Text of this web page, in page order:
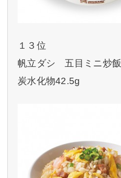
１３位
帆立ダシ 五目ミニ炒飯
炭水化物42.5g